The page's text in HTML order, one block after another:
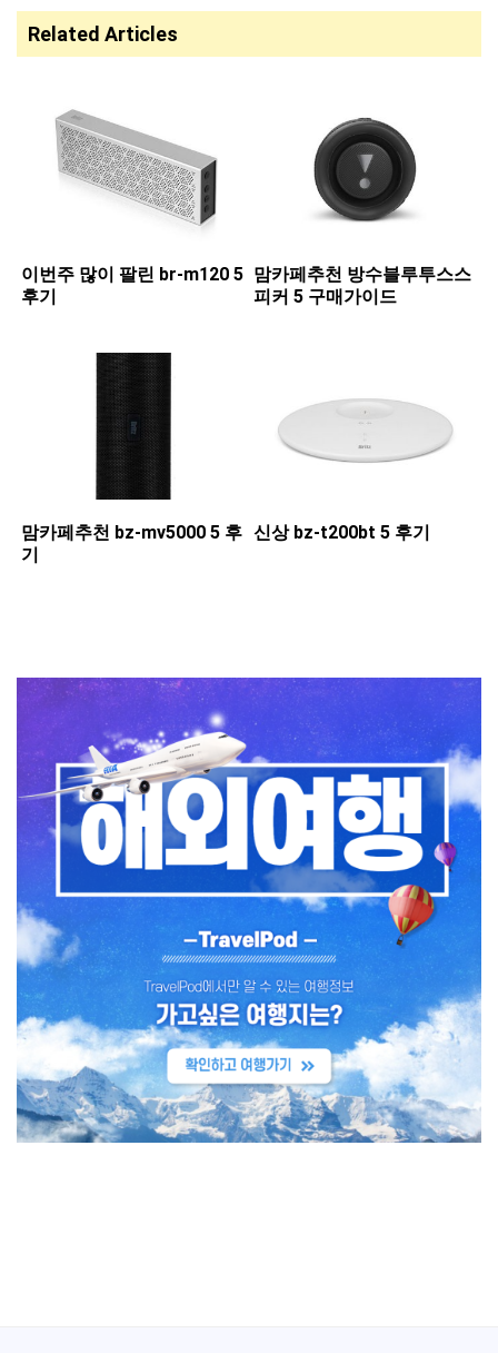
Related Articles
이번주 많이 팔린 ​br-m120 5
후기
맘카페추천 ​방수블루투스스
피커 5 구매가이드
맘카페추천 ​bz-mv5000 5 후
기
신상 ​bz-t200bt 5 후기